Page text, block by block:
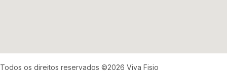
Todos os direitos reservados ©2026 Viva Fisio